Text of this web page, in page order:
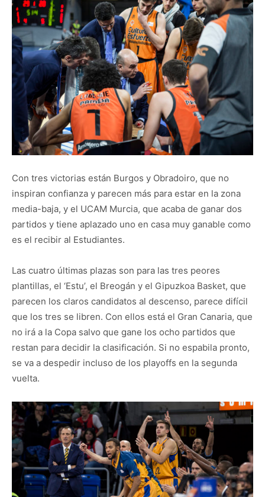
Con tres victorias están Burgos y Obradoiro, que no
inspiran confianza y parecen más para estar en la zona
media-baja, y el UCAM Murcia, que acaba de ganar dos
partidos y tiene aplazado uno en casa muy ganable como
es el recibir al Estudiantes.
Las cuatro últimas plazas son para las tres peores
plantillas, el ‘Estu’, el Breogán y el Gipuzkoa Basket, que
parecen los claros candidatos al descenso, parece difícil
que los tres se libren. Con ellos está el Gran Canaria, que
no irá a la Copa salvo que gane los ocho partidos que
restan para decidir la clasificación. Si no espabila pronto,
se va a despedir incluso de los playoffs en la segunda
vuelta.